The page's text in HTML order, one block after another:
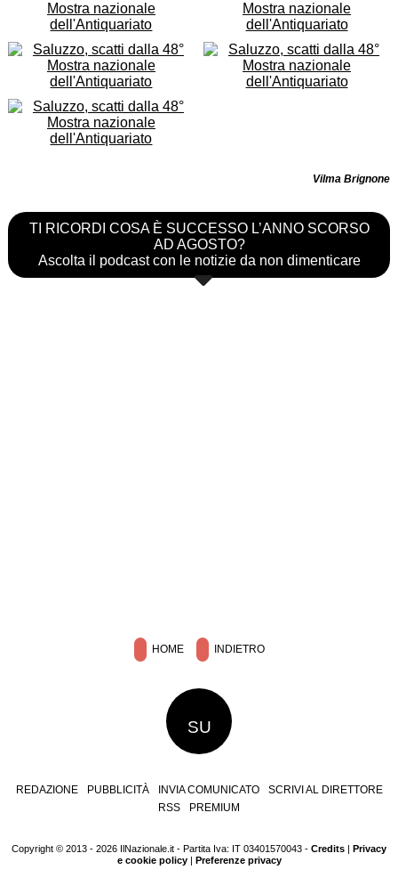
Vilma Brignone
TI RICORDI COSA È SUCCESSO L’ANNO SCORSO
AD AGOSTO?
Ascolta il podcast con le notizie da non dimenticare
HOME INDIETRO
SU
REDAZIONE PUBBLICITÀ INVIA COMUNICATO
SCRIVI AL DIRETTORE
RSS
PREMIUM
Copyright © 2013 - 2026 IlNazionale.it - Partita Iva: IT 03401570043 - Credits
Privacy
e cookie policy| Preferenze privacy